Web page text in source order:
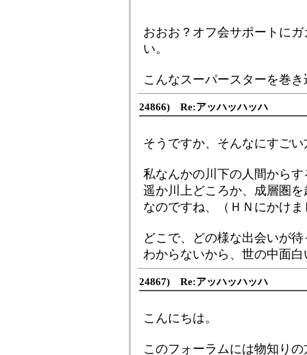
おおお？オフ会サポートに
い。
こんなスーパースターを巻
24866) Re:アッハッハッハ
そうですか、そんなにすご
私なんかの川下の人間からす
遥か川上どころか、成層圏
なのですね、（ＨＮにかけま
どこで、どの様な出会いが
わからないから、世の中面
24867) Re:アッハッハッハ
こんにちは。
このフォーラムには物知り